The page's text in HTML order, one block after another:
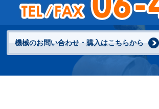
機械のお問い合わせ・購入はこちらから